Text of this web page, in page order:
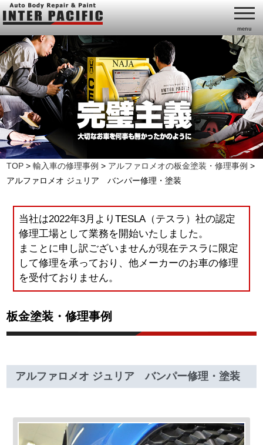
menu
TOP >輸入車の修理事例 > アルファロメオの板金塗装・修理事例 >
アルファロメオ ジュリア バンパー修理・塗装
当社は2022年3月よりTESLA（テスラ）社の認定
修理工場として業務を開始いたしました。
まことに申し訳ございませんが現在テスラに限定
して修理を承っており、他メーカーのお車の修理
を受付ておりません。
板金塗装・修理事例
アルファロメオ ジュリア バンパー修理・塗装